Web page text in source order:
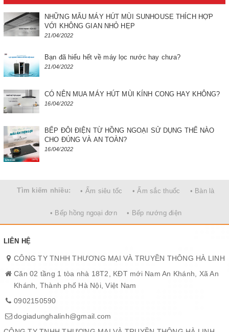
NHỮNG MẪU MÁY HÚT MÙI SUNHOUSE THÍCH HỢP
VỚI KHÔNG GIAN NHỎ HẸP
21/04/2022
Bạn đã hiểu hết về máy lọc nước hay chưa?
21/04/2022
CÓ NÊN MUA MÁY HÚT MÙI KÍNH CONG HAY KHÔNG?
16/04/2022
BẾP ĐÔI ĐIỆN TỪ HỒNG NGOẠI SỬ DỤNG THẾ NÀO
CHO ĐÚNG VÀ AN TOÀN?
16/04/2022
Tìm kiếm nhiều: • Ấm siêu tốc • Ấm sắc thuốc • Bàn là
• Bếp hồng ngoại đơn • Bếp nướng điện
LIÊN HỆ
CÔNG TY TNHH THƯƠNG MẠI VÀ TRUYỀN THÔNG HÀ LINH
Căn 02 tầng 1 tòa nhà 18T2, KĐT mới Nam An Khánh, Xã An
Khánh, Thành phố Hà Nội, Việt Nam
0902150590
dogiadunghalinh@gmail.com